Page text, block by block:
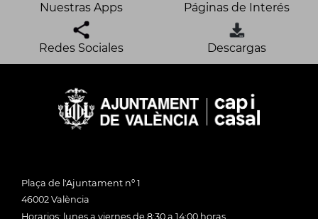
Nuestras Apps Páginas de Interés
Redes Sociales Descargas
Plaça de l'Ajuntament nº 1
46002 València
Horarios: lunes a viernes de 8:30 a 14:00 horas